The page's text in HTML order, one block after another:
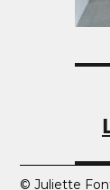
© Juliette